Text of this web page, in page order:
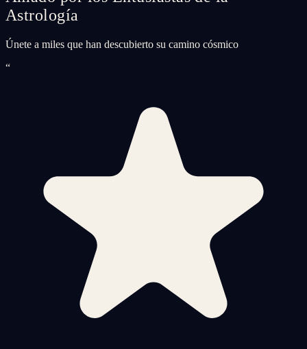
Astrología
Únete a miles que han descubierto su camino cósmico
“